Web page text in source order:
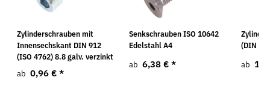
Zylinderschrauben mit
Innensechskant DIN 912
(ISO 4762) 8.8 galv. verzinkt
ab 0,96 € *
Senkschrauben ISO 10642
Edelstahl A4
ab 6,38 € *
(DIN
ab